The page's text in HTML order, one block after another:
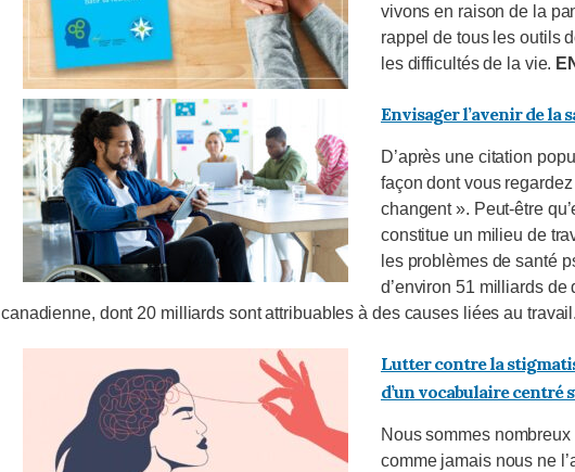
vivons en raison de la
rappel de tous les outils
les difficultés de la vie.
Envisager l’avenir de la
D’après une citation
façon dont vous
changent ». Peut-être
constitue un milieu de
les problèmes de santé
d’environ 51 milliards de
canadienne, dont 20 milliards sont attribuables à des causes liées au
Lutter contre la
d’un vocabulaire centré
Nous sommes
comme jamais nous ne